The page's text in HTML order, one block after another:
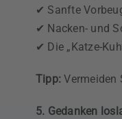
✔ Sanfte
✔ Nacken- und
✔ Die „Katze-
Tipp: Vermeiden
5. Gedanken